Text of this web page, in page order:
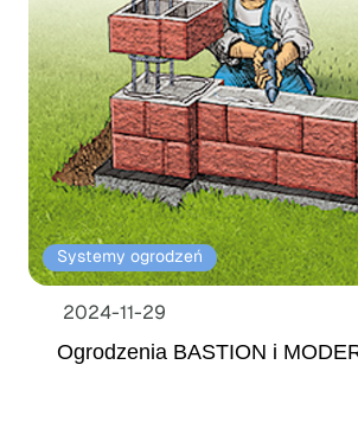
Systemy ogrodzeń
2024-11-29
Ogrodzenia BASTION i